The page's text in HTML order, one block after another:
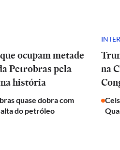
ocupam metade
Petrobras pela
história
quase dobra com
do petróleo
na